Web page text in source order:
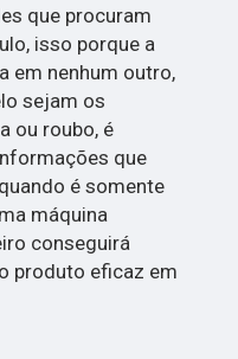
que procuram
isso porque a
em nenhum outro,
sejam os
ou roubo, é
que
é somente
máquina
conseguirá
produto eficaz em